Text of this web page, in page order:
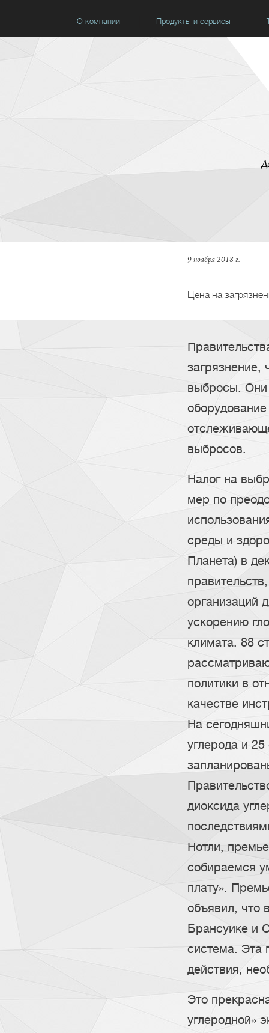
О компании Продукты и сервисы
9 ноября 2018 г.
Цена на
загрязнение,
выбросы. Они
выбросов.
Налог на
мер по
среды и
Планета) в
организаций
ускорению
климата. 88
политики в
качестве
На
углерода и
диоксида
Нотли,
собираемся
плату».
объявил, что
Брансуике и
система. Эта
действия,
Это
углеродной»